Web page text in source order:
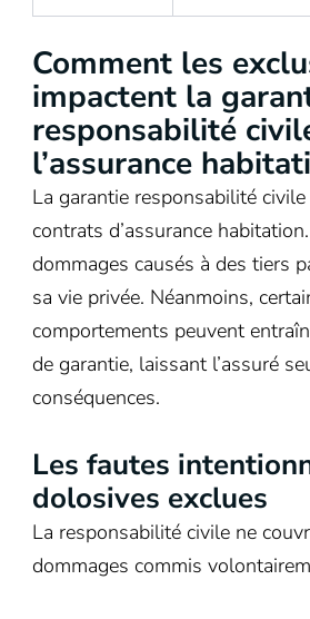
Comment les
impactent la
responsabilité
l’assurance
La garantie responsabilité
contrats d’assurance
dommages causés à des tiers
sa vie privée. Néanmoins,
comportements peuvent
de garantie, laissant l’assuré
conséquences.
Les fautes
dolosives exclues
La responsabilité civile ne
dommages commis